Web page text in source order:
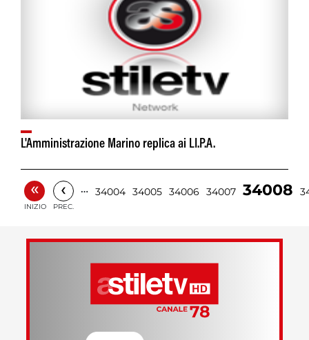
L'Amministrazione Marino replica ai LI.P.A.
«
INIZIO
‹
PREC.
… 34004 34005 34006 34007 34008